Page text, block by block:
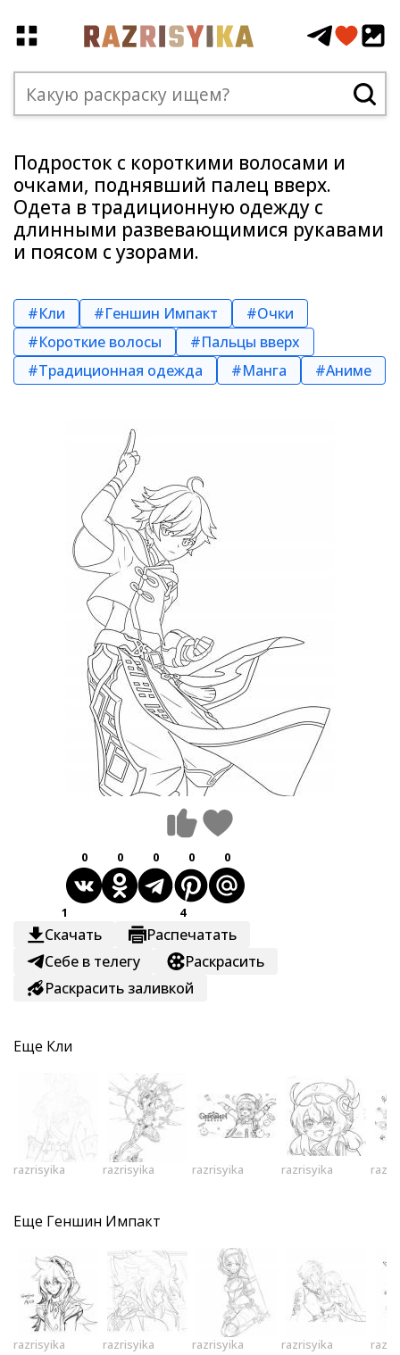
Подросток с короткими волосами и
очками, поднявший палец вверх.
Одета в традиционную одежду с
длинными развевающимися рукавами
и поясом с узорами.
#Кли #Геншин Импакт
#Очки
#Короткие волосы
#Пальцы вверх
#Традиционная одежда
#Манга #Аниме
0 0 0 0 0
1
Скачать
4
Распечатать
Себе в телегу
Раскрасить
Раскрасить заливкой
Еще Кли
razrisyika razrisyika razrisyika razrisyika
Еще Геншин Импакт
razrisyika razrisyika razrisyika razrisyika